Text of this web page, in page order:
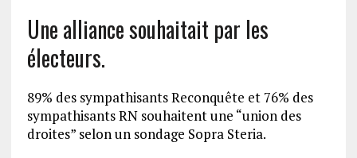
Une alliance souhaitait par les
électeurs.
89% des sympathisants Reconquête et 76% des
sympathisants RN souhaitent une “union des
droites” selon un sondage Sopra Steria.